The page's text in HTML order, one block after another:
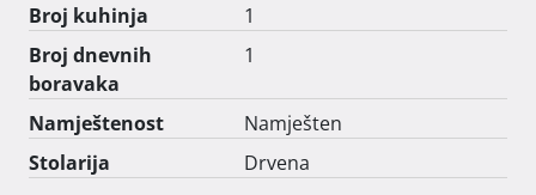
Broj kuhinja
1
Broj dnevnih
boravaka
1
Namještenost
Namješten
Stolarija
Drvena